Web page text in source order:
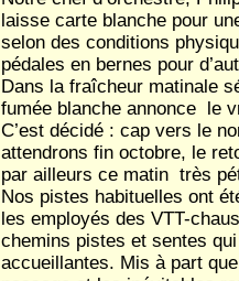
laisse carte blanche pour
selon des conditions
pédales en bernes pour
Dans la fraîcheur matinale
fumée blanche annonce le
C’est décidé : cap vers le
attendrons fin octobre, le
par ailleurs ce matin très
Nos pistes habituelles ont
les employés des VTT-
chemins pistes et sentes
accueillantes. Mis à part